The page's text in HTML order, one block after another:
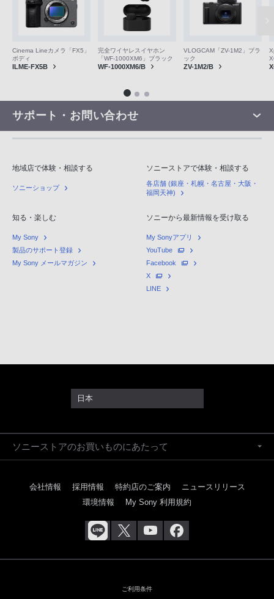
Cinema Lineカメラ「FX5」
ボディ
ILME-FX5B
完全ワイヤレスイヤホン
「WF-1000XM6」ブラック
WF-1000XM6/B
VLOGCAM「ZV-1M2」ブラ
ック
ZV-1M2/B
サポート・お問い合わせ
地域店で体験・相談する
ソニーショップ
ソニーストアで体験・相談する
各店舗 (銀座・札幌・名古屋・大阪・
福岡天神)
知る・楽しむ
My Sony
製品のサポート登録
My Sony メールマガジン
ソニーから最新情報を受け取る
My Sonyアプリ
YouTube
Facebook
X
LINE
日本
ソニーストアのお買いものにあたって
会社情報 採用情報 特約店のご案内
ニュースリリース
環境情報
My Sony 利用規約
ご利用条件